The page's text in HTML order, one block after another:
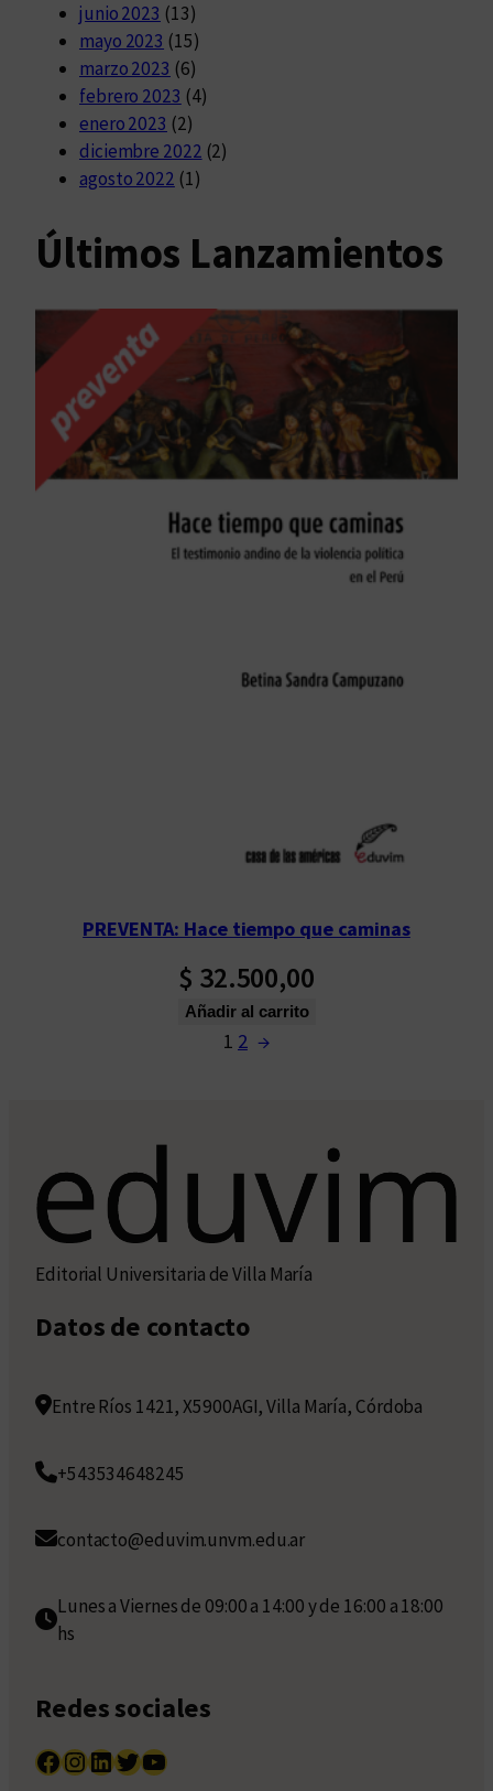
junio 2023 (13)
mayo 2023 (15)
marzo 2023 (6)
febrero 2023 (4)
enero 2023 (2)
diciembre 2022 (2)
agosto 2022 (1)
Últimos Lanzamientos
PREVENTA: Hace tiempo que caminas
$ 32.500,00
Añadir al carrito
1 2 →
Editorial Universitaria de Villa María
Datos de contacto
Entre Ríos 1421, X5900AGI, Villa María, Córdoba
+543534648245
contacto@eduvim.unvm.edu.ar
Lunes a Viernes de 09:00 a 14:00 y de 16:00 a 18:00
hs
Redes sociales
Facebook InstagramLinkedIn Twitter YouTube